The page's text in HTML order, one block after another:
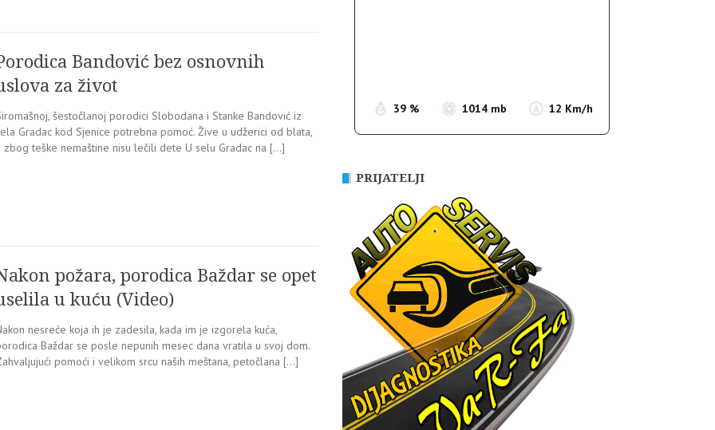
Bandović bez osnovnih
za život
šestočlanoj porodici Slobodana i Stanke Bandović iz
Gradac kod Sjenice potrebna pomoć. Žive u udžerici od blata,
zbog teške nemaštine nisu lečili dete U selu Gradac na […]
požara, porodica Baždar se opet
u kuću (Video)
nesreće koja ih je zadesila, kada im je izgorela kuća,
Baždar se posle nepunih mesec dana vratila u svoj dom.
pomoći i velikom srcu naših meštana, petočlana […]
39 % 1014 mb 12 Km/h
PRIJATELJI